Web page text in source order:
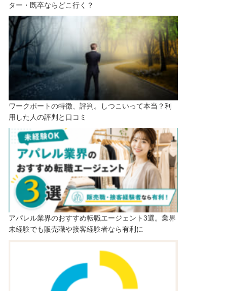
ター・既卒ならどこ行く？
ワークポートの特徴、評判。しつこいって本当？利
用した人の評判と口コミ
アパレル業界のおすすめ転職エージェント3選。業界
未経験でも販売職や接客経験者なら有利に